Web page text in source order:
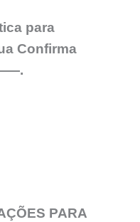
para
Confirma
PARA